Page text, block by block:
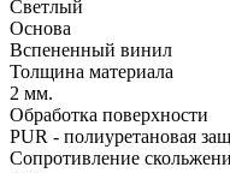
Светлый
Основа
Вспененный винил
Толщина материала
2 мм.
Обработка поверхности
PUR - полиуретановая
Сопротивление